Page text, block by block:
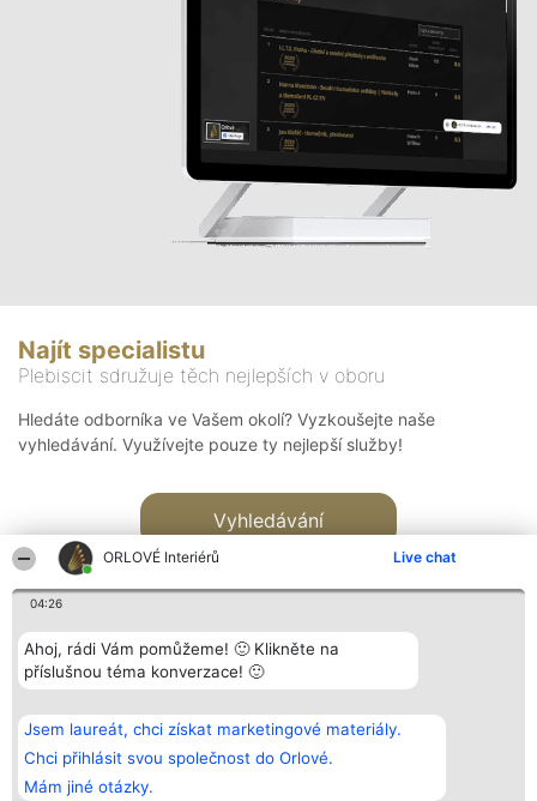
ORLOVÉ Interiérů Live chat
04:26
Ahoj, rádi Vám pomůžeme! 🙂 Klikněte na
příslušnou téma konverzace! 🙂
Jsem laureát, chci získat marketingové materiály.
Chci přihlásit svou společnost do Orlové.
Mám jiné otázky.
Najít specialistu
Plebiscit sdružuje těch nejlepších v oboru
Hledáte odborníka ve Vašem okolí? Vyzkoušejte naše
vyhledávání. Využívejte pouze ty nejlepší služby!
Vyhledávání
Bright Side Solutions sp. z o.
o. sp. k.
ul. Ruska 22
Wrocław 50-079
KRS 0000749100 | Regon
Vítězové
Seznam všech
laureátů
Zásady
Kontakt